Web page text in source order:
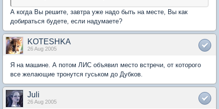
А когда Вы решите, завтра уже надо быть на месте, Вы как
добираться будете, если надумаете?
KOTESHKA
26 Aug 2005
Я на машине. А потом ЛИС объявил место встречи, от которого
все желающие тронутся гуськом до Дубков.
Juli
26 Aug 2005